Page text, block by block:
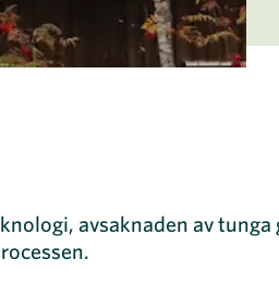
avsaknaden av tunga